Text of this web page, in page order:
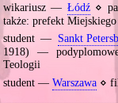
wikariusz — Łódź⋄
także: prefekt
student — Sankt
1918) —
Teologii
student — Warszawa⋄